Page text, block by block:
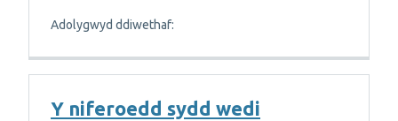
Adolygwyd ddiwethaf:
Y niferoedd sydd wedi